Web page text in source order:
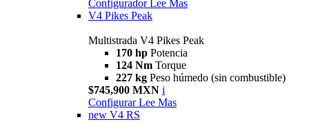
Configurador Lee Mas
V4 Pikes Peak
Multistrada V4 Pikes Peak
170 hp Potencia
124 Nm Torque
227 kg Peso húmedo (sin combustible)
$745,900 MXN i
Configurar Lee Mas
new V4 RS